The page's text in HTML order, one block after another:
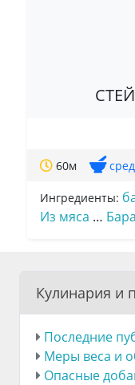
60м
Ингредиенты:
Из мяса …
Кулинария и
Последние
Меры веса и
Опасные